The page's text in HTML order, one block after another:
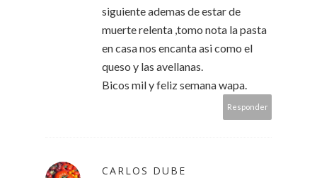
siguiente ademas de estar de
muerte relenta ,tomo nota la pasta
en casa nos encanta asi como el
queso y las avellanas.
Bicos mil y feliz semana wapa.
Responder
CARLOS DUBE